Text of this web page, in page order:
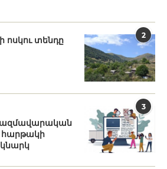
2
ոսկու տենդը
3
հարթակի